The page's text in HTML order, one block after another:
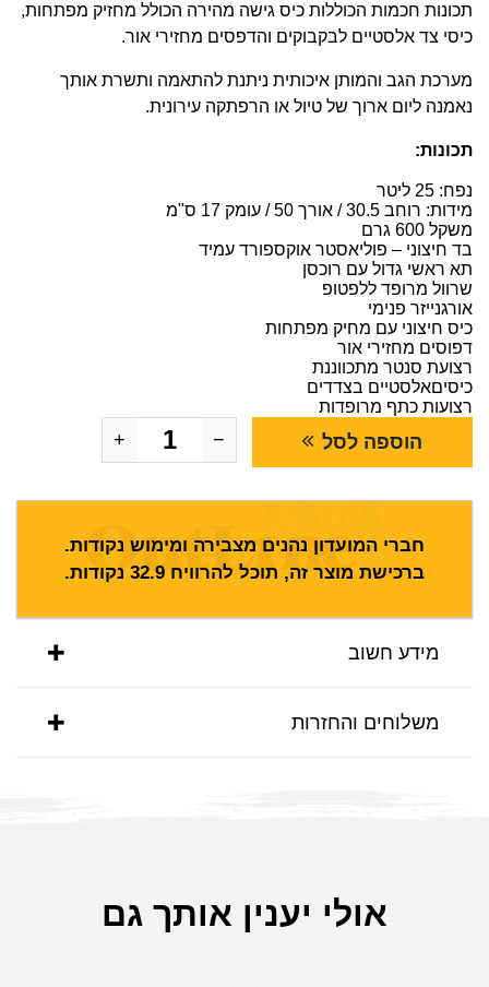
תכונות חכמות הכוללות כיס גישה מהירה הכולל מחזיק מפתחות,
כיסי צד אלסטיים לבקבוקים והדפסים מחזירי אור.
מערכת הגב והמותן איכותית ניתנת להתאמה ותשרת אותך
נאמנה ליום ארוך של טיול או הרפתקה עירונית.
תכונות:
נפח: 25 ליטר
מידות: רוחב 30.5 / אורך 50 / עומק 17 ס"מ
משקל 600 גרם
בד חיצוני – פוליאסטר אוקספורד עמיד
תא ראשי גדול עם רוכסן
שרוול מרופד ללפטופ
אורגנייזר פנימי
כיס חיצוני עם מחיק מפתחות
דפוסים מחזירי אור
רצועת סנטר מתכווננת
כיסיםאלסטיים בצדדים
רצועות כתף מרופדות
הוספה לסל −
+
חברי המועדון נהנים מצבירה ומימוש נקודות.
ברכישת מוצר זה, תוכל להרוויח 32.9 נקודות.
מידע חשוב
משלוחים והחזרות
אולי יענין אותך גם